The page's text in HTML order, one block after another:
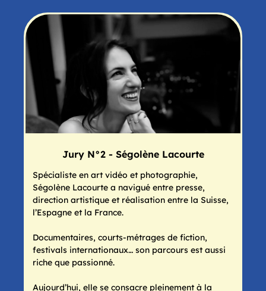
Jury N°2 - Ségolène Lacourte
Spécialiste en art vidéo et photographie,
Ségolène Lacourte a navigué entre presse,
direction artistique et réalisation entre la Suisse,
l’Espagne et la France.
Documentaires, courts-métrages de fiction,
festivals internationaux… son parcours est aussi
riche que passionné.
Aujourd’hui, elle se consacre pleinement à la